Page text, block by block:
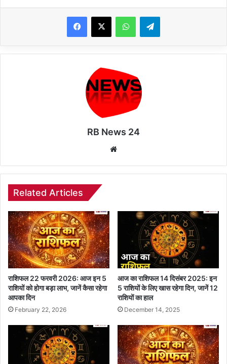
WhatsAppTelegram
RB News 24
Related Articles
राशिफल 22 फरवरी 2026: आज इन 5
राशियों को होगा बड़ा लाभ, जानें कैसा रहेगा
आपका दिन
February 22, 2026
आज का राशिफल 14 दिसंबर 2025: इन
5 राशियों के लिए खास रहेगा दिन, जानें 12
राशियों का हाल
December 14, 2025